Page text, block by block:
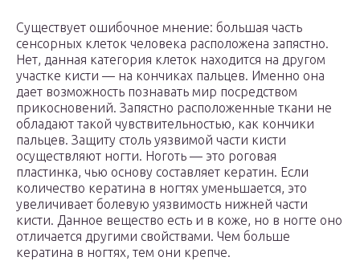
Существует ошибочное мнение: большая часть
сенсорных клеток человека расположена запястно.
Нет, данная категория клеток находится на другом
участке кисти — на кончиках пальцев. Именно она
дает возможность познавать мир посредством
прикосновений. Запястно расположенные ткани не
обладают такой чувствительностью, как кончики
пальцев. Защиту столь уязвимой части кисти
осуществляют ногти. Ноготь — это роговая
пластинка, чью основу составляет кератин. Если
количество кератина в ногтях уменьшается, это
увеличивает болевую уязвимость нижней части
кисти. Данное вещество есть и в коже, но в ногте оно
отличается другими свойствами. Чем больше
кератина в ногтях, тем они крепче.